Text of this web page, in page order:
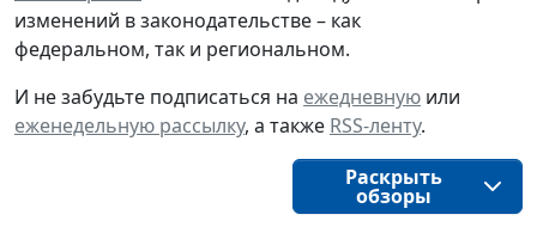
изменений в законодательстве – как
федеральном, так и региональном.
И не забудьте подписаться на ежедневную или
еженедельную рассылку, а также RSS-ленту.
Раскрыть
обзоры